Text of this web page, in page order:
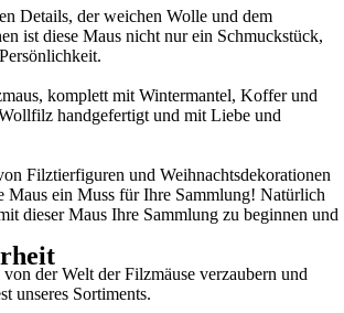
Details, der weichen Wolle und dem
ist diese Maus nicht nur ein Schmuckstück,
komplett mit Wintermantel, Koffer und
handgefertigt und mit Liebe und
Filztierfiguren und Weihnachtsdekorationen
Maus ein Muss für Ihre Sammlung! Natürlich
dieser Maus Ihre Sammlung zu beginnen und
der Welt der Filzmäuse verzaubern und
unseres Sortiments.